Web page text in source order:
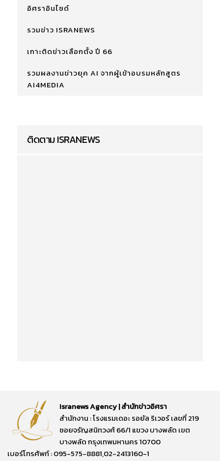
อิศราอินไซด์
รวมข่าว ISRANEWS
เกาะติดข่าวเลือกตั้ง ปี 66
รวมผลงานข่าวยุค AI จากผู้เข้าอบรมหลักสูตร
AI4MEDIA
ติดตาม ISRANEWS
Isranews Agency | สำนักข่าวอิศรา
สำนักงาน : โรงแรมเดอะ รอยัล ริเวอร์ เลขที่ 219
ซอยจรัญสนิทวงศ์ 66/1 แขวง บางพลัด เขต
บางพลัด กรุงเทพมหานคร 10700
เบอร์โทรศัพท์ : 095-575-8881,02-2413160-1